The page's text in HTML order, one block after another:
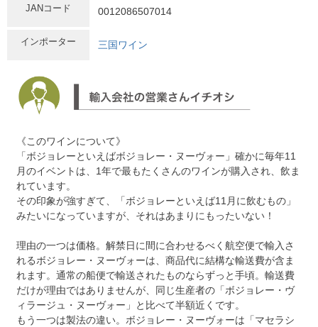
JANコード 0012086507014
インポーター 三国ワイン
《このワインについて》
「ボジョレーといえばボジョレー・ヌーヴォー」確かに毎年11
月のイベントは、1年で最もたくさんのワインが購入され、飲ま
れています。
その印象が強すぎて、「ボジョレーといえば11月に飲むもの」
みたいになっていますが、それはあまりにもったいない！
理由の一つは価格。解禁日に間に合わせるべく航空便で輸入さ
れるボジョレー・ヌーヴォーは、商品代に結構な輸送費が含ま
れます。通常の船便で輸送されたものならずっと手頃。輸送費
だけが理由ではありませんが、同じ生産者の「ボジョレー・ヴ
ィラージュ・ヌーヴォー」と比べて半額近くです。
もう一つは製法の違い。ボジョレー・ヌーヴォーは「マセラシ